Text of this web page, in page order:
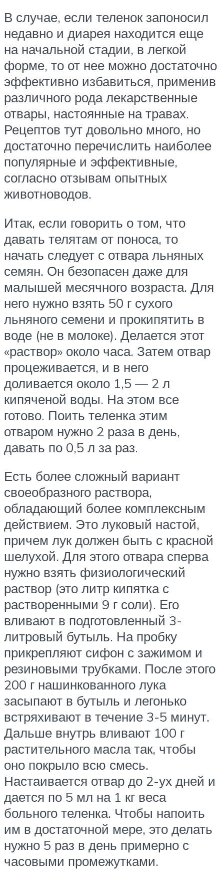
В случае, если теленок запоносил
недавно и диарея находится еще
на начальной стадии, в легкой
форме, то от нее можно достаточно
эффективно избавиться, применив
различного рода лекарственные
отвары, настоянные на травах.
Рецептов тут довольно много, но
достаточно перечислить наиболее
популярные и эффективные,
согласно отзывам опытных
животноводов.
Итак, если говорить о том, что
давать телятам от поноса, то
начать следует с отвара льняных
семян. Он безопасен даже для
малышей месячного возраста. Для
него нужно взять 50 г сухого
льняного семени и прокипятить в
воде (не в молоке). Делается этот
«раствор» около часа. Затем отвар
процеживается, и в него
доливается около 1,5 — 2 л
кипяченой воды. На этом все
готово. Поить теленка этим
отваром нужно 2 раза в день,
давать по 0,5 л за раз.
Есть более сложный вариант
своеобразного раствора,
обладающий более комплексным
действием. Это луковый настой,
причем лук должен быть с красной
шелухой. Для этого отвара сперва
нужно взять физиологический
раствор (это литр кипятка с
растворенными 9 г соли). Его
вливают в подготовленный 3-
литровый бутыль. На пробку
прикрепляют сифон с зажимом и
резиновыми трубками. После этого
200 г нашинкованного лука
засыпают в бутыль и легонько
встряхивают в течение 3-5 минут.
Дальше внутрь вливают 100 г
растительного масла так, чтобы
оно покрыло всю смесь.
Настаивается отвар до 2-ух дней и
дается по 5 мл на 1 кг веса
больного теленка. Чтобы напоить
им в достаточной мере, это делать
нужно 5 раз в день примерно с
часовыми промежутками.